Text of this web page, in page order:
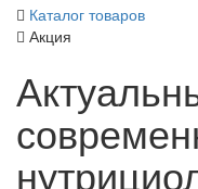
Каталог товаров
Акция